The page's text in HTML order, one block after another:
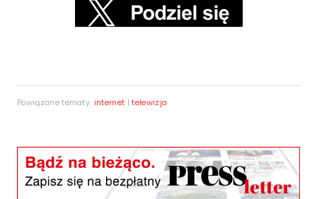
Powiązane tematy: internet |telewizja